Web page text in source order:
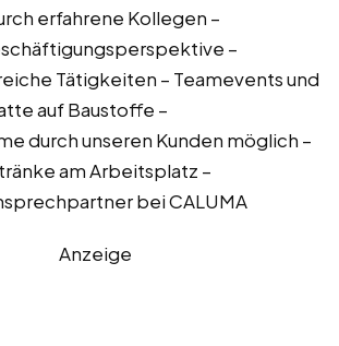
erfahrene Kollegen –
–
Tätigkeiten – Teamevents und
auf Baustoffe –
durch unseren Kunden möglich –
am Arbeitsplatz –
bei CALUMA
Anzeige